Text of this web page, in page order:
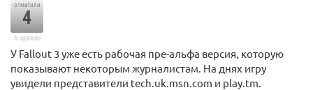
отметили
4
в архиве
У Fallout 3 уже есть рабочая пре-альфа версия, которую
показывают некоторым журналистам. На днях игру
увидели представители tech.uk.msn.com и play.tm.